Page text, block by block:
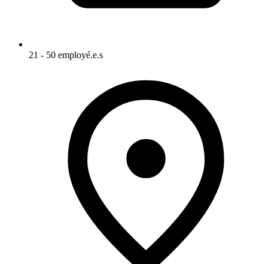
21 - 50 employé.e.s